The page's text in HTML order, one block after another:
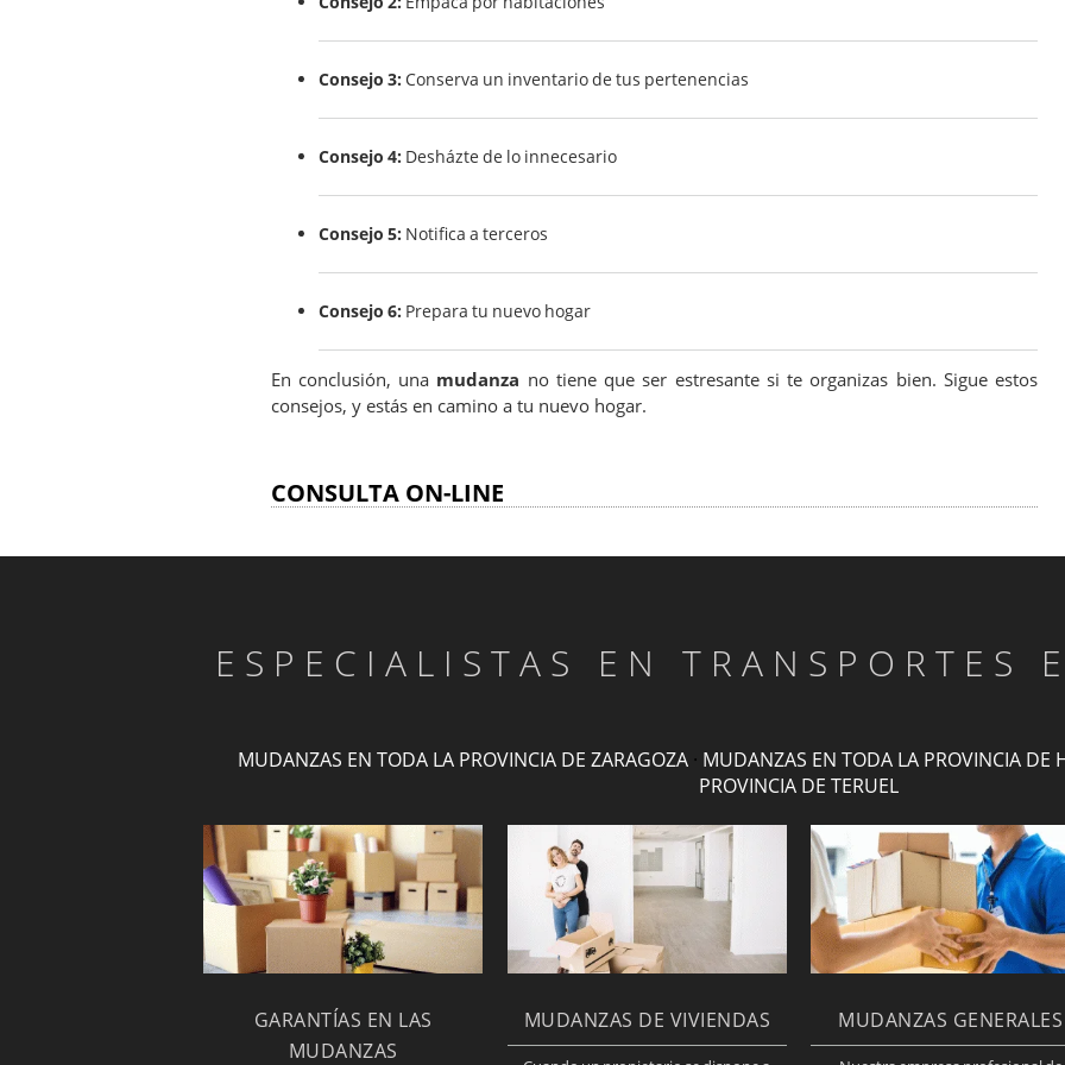
Consejo 3: Conserva un inventario de tus pertenencias
Consejo 4: Desházte de lo innecesario
Consejo 5: Notifica a terceros
Consejo 6: Prepara tu nuevo hogar
En conclusión, una mudanza no tiene que ser estresante si te organizas bien. Sigue estos
consejos, y estás en camino a tu nuevo hogar.
CONSULTA ON-LINE
ESPECIALISTAS EN TRANSPORTES
MUDANZAS EN TODA LA PROVINCIA DE ZARAGOZA· MUDANZAS EN TODA LA PROVINCIA DE
PROVINCIA DE TERUEL
GARANTÍAS EN LAS
MUDANZAS
MUDANZAS DE VIVIENDAS MUDANZAS GENERALES